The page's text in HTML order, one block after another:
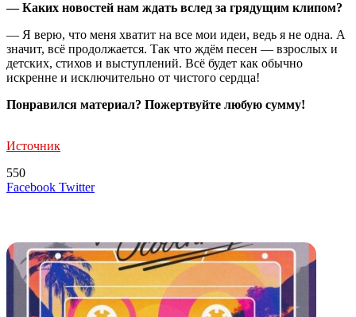
— Каких новостей нам ждать вслед за грядущим клипом?
— Я верю, что меня хватит на все мои идеи, ведь я не одна. А
значит, всё продолжается. Так что ждём песен — взрослых и
детских, стихов и выступлений. Всё будет как обычно
искренне и исключительно от чистого сердца!
Понравился материал? Пожертвуйте любую сумму!
Источник
550
Facebook TwitterLinkedIn
Tumblr
Reddit
Вконтакте
Одноклассники
Skype
Messenger
Messenger
WhatsApp
Telegram
Viber
Line
Поделиться
Печатать